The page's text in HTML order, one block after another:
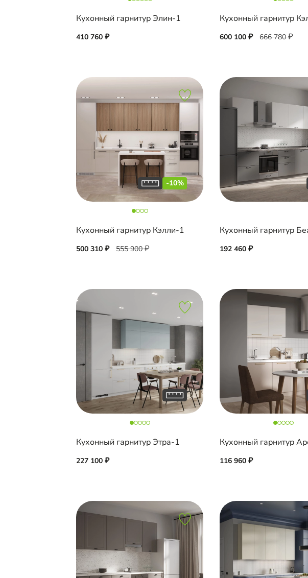
Кухонный гарнитур Элин-1
410 760
Кухонный гарнитур
600 100 666 780
-10%
Кухонный гарнитур Кэлли-1
500 310 555 900
Кухонный гарнитур
192 460
Кухонный гарнитур Этра-1
227 100
Кухонный гарнитур
116 960